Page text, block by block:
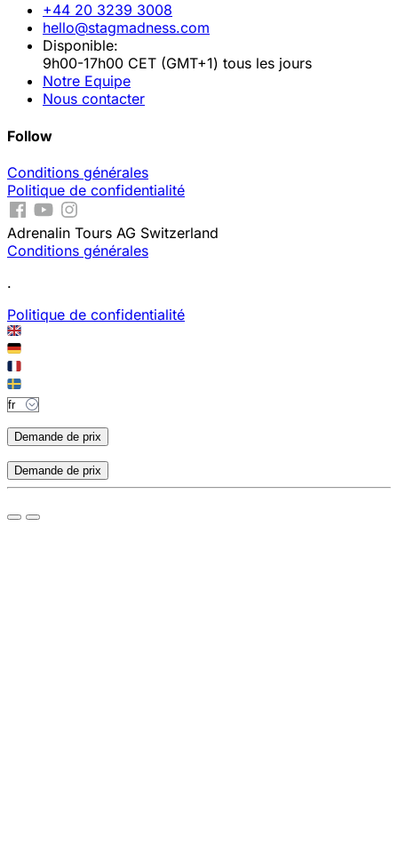
+44 20 3239 3008
hello@stagmadness.com
Disponible:
9h00-17h00 CET (GMT+1) tous les jours
Notre Equipe
Nous contacter
Follow
Conditions générales
Politique de confidentialité
Adrenalin Tours AG Switzerland
Conditions générales
.
Politique de confidentialité
Demande de prix
Demande de prix